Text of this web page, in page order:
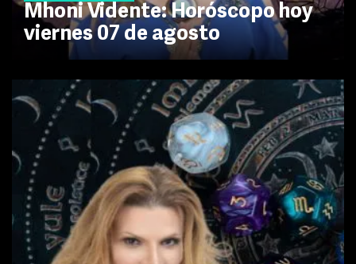
Mhoni Vidente: Horóscopo hoy
viernes 07 de agosto